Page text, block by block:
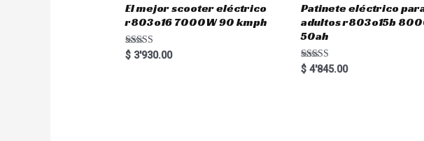
El mejor scooter eléctrico
r803o16 7000W 90 kmph
Rated
5.00
$3'930.00
Patinete eléctrico
adultos r803o15b
50ah
Rated
5.00
$ 4'845.00